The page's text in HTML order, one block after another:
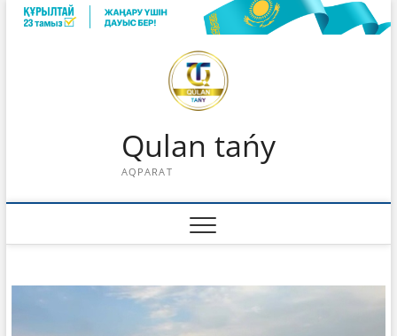
Skip
Qulan tańy
AQPARAT